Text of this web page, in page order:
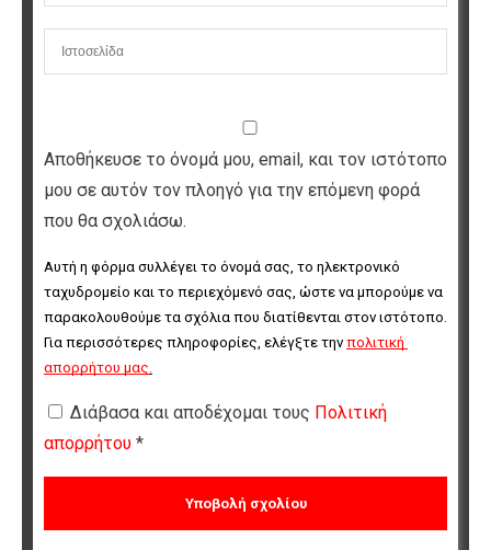
Αποθήκευσε το όνομά μου, email, και τον ιστότοπο
μου σε αυτόν τον πλοηγό για την επόμενη φορά
που θα σχολιάσω.
Αυτή η φόρμα συλλέγει το όνομά σας, το ηλεκτρονικό
ταχυδρομείο και το περιεχόμενό σας, ώστε να μπορούμε να
παρακολουθούμε τα σχόλια που διατίθενται στον ιστότοπο.
Για περισσότερες πληροφορίες, ελέγξτε την πολιτική
απορρήτου μας
Διάβασα και αποδέχομαι τους Πολιτική
απορρήτου *